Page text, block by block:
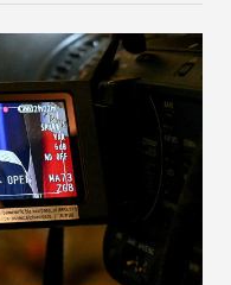
поддерживает идею
практически
зависимости от
которая имела